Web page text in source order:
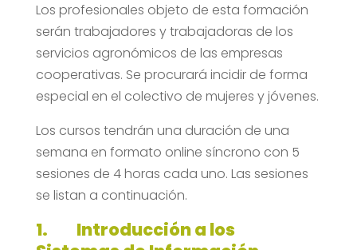
Los profesionales objeto de esta formación
serán trabajadores y trabajadoras de los
servicios agronómicos de las empresas
cooperativas. Se procurará incidir de forma
especial en el colectivo de mujeres y jóvenes.
Los cursos tendrán una duración de una
semana en formato online síncrono con 5
sesiones de 4 horas cada uno. Las sesiones
se listan a continuación.
1.
Introducción a los